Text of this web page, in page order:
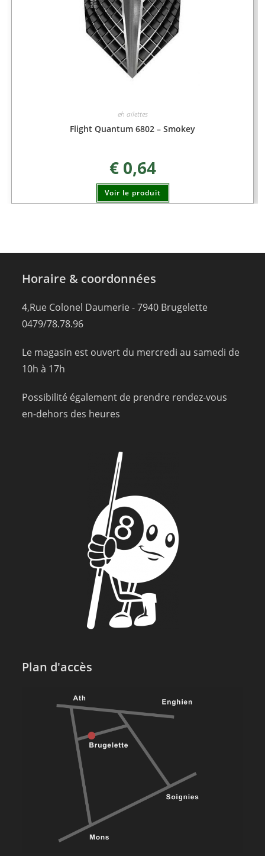
eh ailettes
Flight Quantum 6802 – Smokey
€0,64
Voir le produit
Horaire & coordonnées
4,Rue Colonel Daumerie - 7940 Brugelette
0479/78.78.96
Le magasin est ouvert du mercredi au samedi de
10h à 17h
Possibilité également de prendre rendez-vous
en-dehors des heures
Plan d'accès